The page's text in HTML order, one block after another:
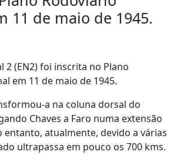
11 de maio de 1945.
2 (EN2) foi inscrita no Plano
em 11 de maio de 1945.
a na coluna dorsal do
Chaves a Faro numa extensão
entanto, atualmente, devido a várias
ultrapassa em pouco os 700 kms.